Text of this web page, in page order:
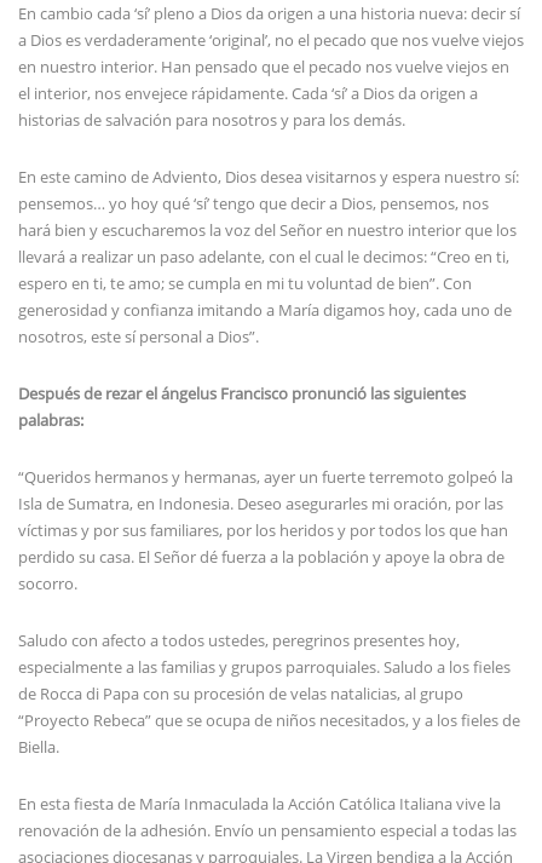
En cambio cada ‘sí’ pleno a Dios da origen a una historia nueva: decir sí
a Dios es verdaderamente ‘original’, no el pecado que nos vuelve viejos
en nuestro interior. Han pensado que el pecado nos vuelve viejos en
el interior, nos envejece rápidamente. Cada ‘sí’ a Dios da origen a
historias de salvación para nosotros y para los demás.
En este camino de Adviento, Dios desea visitarnos y espera nuestro sí:
pensemos… yo hoy qué ‘sí’ tengo que decir a Dios, pensemos, nos
hará bien y escucharemos la voz del Señor en nuestro interior que los
llevará a realizar un paso adelante, con el cual le decimos: “Creo en ti,
espero en ti, te amo; se cumpla en mi tu voluntad de bien”. Con
generosidad y confianza imitando a María digamos hoy, cada uno de
nosotros, este sí personal a Dios”.
Después de rezar el ángelus Francisco pronunció las siguientes
palabras:
“Queridos hermanos y hermanas, ayer un fuerte terremoto golpeó la
Isla de Sumatra, en Indonesia. Deseo asegurarles mi oración, por las
víctimas y por sus familiares, por los heridos y por todos los que han
perdido su casa. El Señor dé fuerza a la población y apoye la obra de
socorro.
Saludo con afecto a todos ustedes, peregrinos presentes hoy,
especialmente a las familias y grupos parroquiales. Saludo a los fieles
de Rocca di Papa con su procesión de velas natalicias, al grupo
“Proyecto Rebeca” que se ocupa de niños necesitados, y a los fieles de
Biella.
En esta fiesta de María Inmaculada la Acción Católica Italiana vive la
renovación de la adhesión. Envío un pensamiento especial a todas las
asociaciones diocesanas y parroquiales. La Virgen bendiga a la Acción